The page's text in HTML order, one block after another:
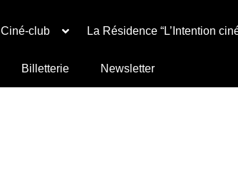
Ciné-club La Résidence “L’Intention
Billetterie Newsletter